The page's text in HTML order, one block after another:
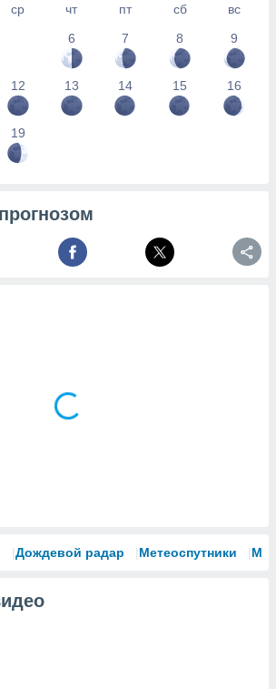
ср чт пт сб
вс
6
7 8 9
12 13 14 15 16
19
Дождевой радар Метеоспутники